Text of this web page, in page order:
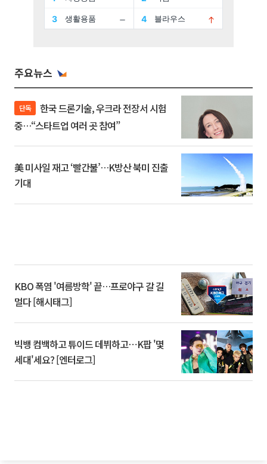
주요뉴스
단독
중…“스타트업 여러 곳 참여”
美 미사일 재고 ‘빨간불’…K방산 북미 진출
기대
KBO 폭염 '여름방학' 끝…프로야구 갈 길
멀다 [해시태그]
빅뱅 컴백하고 튜이드 데뷔하고⋯K팝 '몇
세대'세요? [엔터로그]